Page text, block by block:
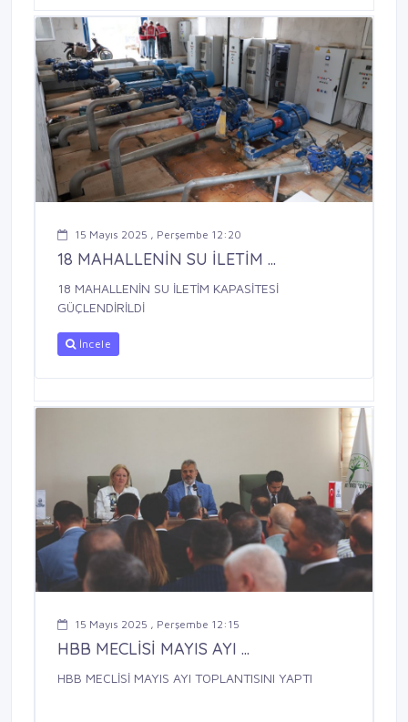
15 Mayıs 2025 , Perşembe 12:20
18 MAHALLENİN SU İLETİM ...
18 MAHALLENİN SU İLETİM KAPASİTESİ
GÜÇLENDİRİLDİ
İncele
15 Mayıs 2025 , Perşembe 12:15
HBB MECLİSİ MAYIS AYI ...
HBB MECLİSİ MAYIS AYI TOPLANTISINI YAPTI